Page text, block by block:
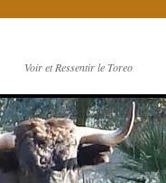
Voir et Ressentir le Toreo